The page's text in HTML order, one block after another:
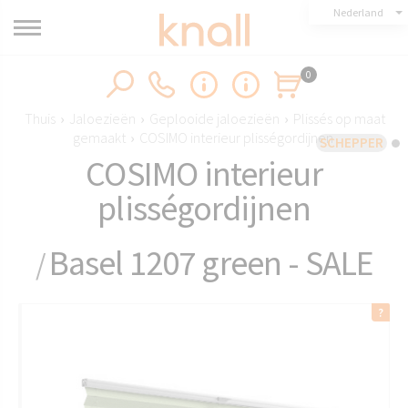
SCHEPPER
Nederland
0
Thuis › Jaloezieën › Geplooide jaloezieën › Plissés op maat
gemaakt › COSIMO interieur plisségordijnen
COSIMO interieur
plisségordijnen
/Basel 1207 green - SALE